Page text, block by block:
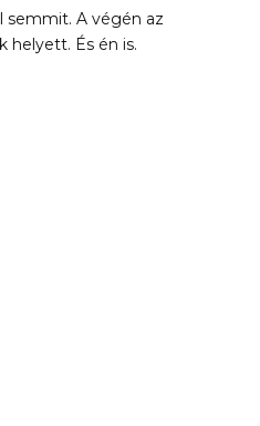
semmit. A végén az
helyett. És én is.